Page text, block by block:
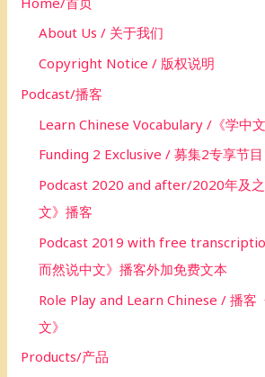
r
About Us / 关于我们
Copyright Notice / 版权说明
Podcast/播客
Learn Chinese Vocabulary /《学中文
Funding 2 Exclusive / 募集2专享节目
Podcast 2020 and after/2020年及
文》播客
Podcast 2019 with free
而然说中文》播客外加免费文本
Role Play and Learn Chinese / 播客
文》
Products/产品